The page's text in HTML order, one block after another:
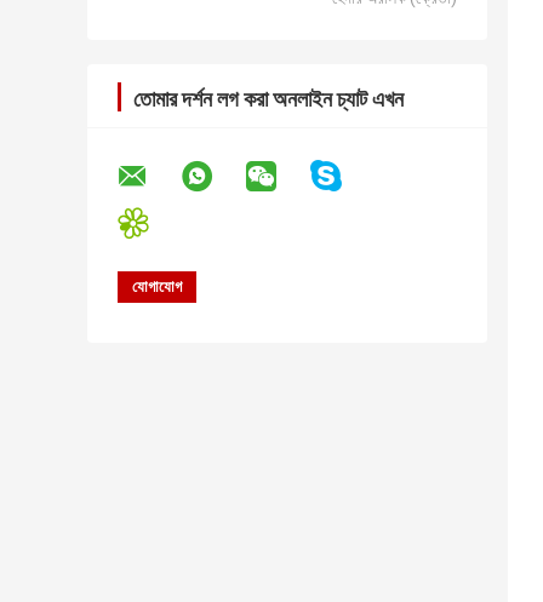
তোমার দর্শন লগ করা অনলাইন চ্যাট এখন